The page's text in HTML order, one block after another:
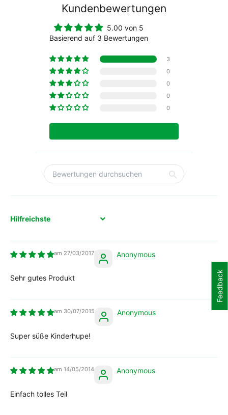
Kundenbewertungen
5.00 von 5
Basierend auf 3 Bewertungen
3
0
0
0
0
Sort by
27/03/2017 Anonymous
Sehr gutes Produkt
30/07/2015 Anonymous
Super süße Kinderhupe!
14/05/2014 Anonymous
Einfach tolles Teil
Feedback